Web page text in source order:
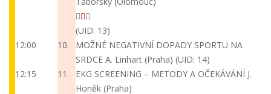
(UID: 13)
12:00
10.
MOŽNÉ NEGATIVNÍ DOPADY SPORTU NA
SRDCE A. Linhart (Praha) (UID: 14)
12:15
11. EKG SCREENING – METODY A OČEKÁVÁNÍ J.
Honěk (Praha)